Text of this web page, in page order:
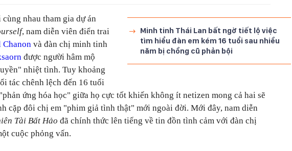
Minh tinh Thái Lan bất ngờ tiết lộ việc
tìm hiểu đàn em kém 16 tuổi sau nhiều
năm bị chồng cũ phản bội
cùng nhau tham gia dự án
, nam diễn viên điển trai
và đàn chị minh tinh
được người hâm mộ
nhiệt tình. Tuy khoảng
tác chênh lệch đến 16 tuổi
ứng hóa học" giữa họ cực tốt khiến không ít netizen mong cả hai sẽ
cặp đôi chị em "phim giả tình thật" mới ngoài đời. Mới đây, nam diễn
Tài Bất Hảo đã chính thức lên tiếng về tin đồn tình cảm với đàn chị
cuộc phỏng vấn.